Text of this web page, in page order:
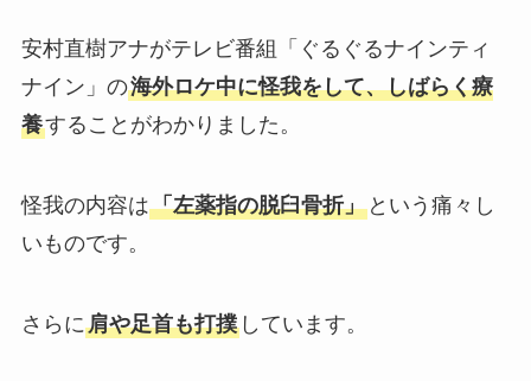
安村直樹アナがテレビ番組「ぐるぐるナインティ
ナイン」の海外ロケ中に怪我をして、しばらく療
養することがわかりました。
怪我の内容は「左薬指の脱臼骨折」という痛々し
いものです。
さらに肩や足首も打撲しています。